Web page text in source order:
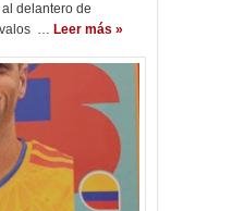
al delantero de
… Leer más »